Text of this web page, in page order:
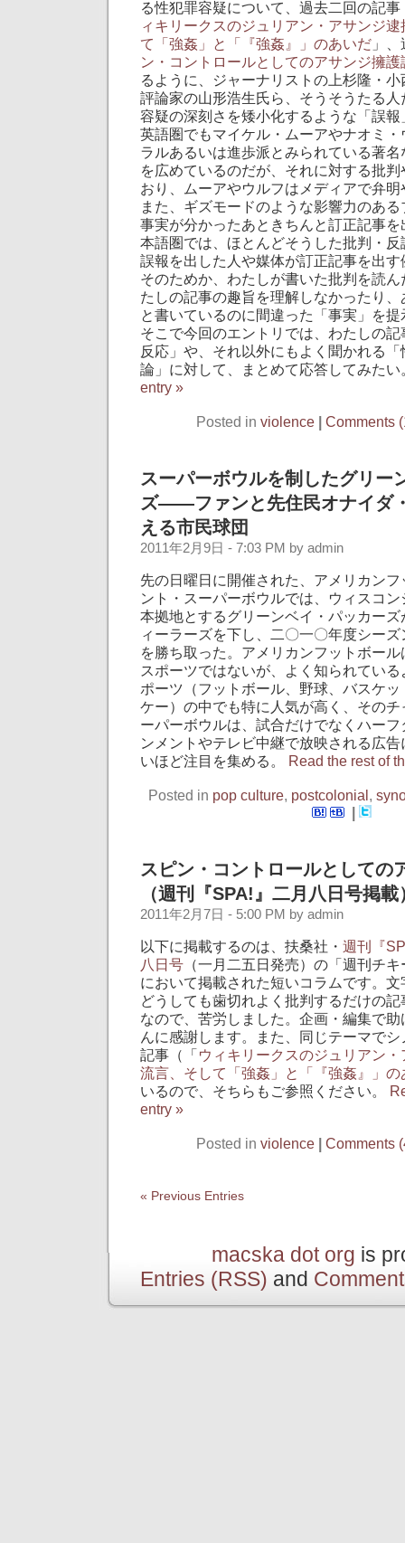
る性犯罪容疑について、過去二回の記
ィキリークスのジュリアン・アサンジ
て「強姦」と「『強姦』」のあいだ 」
ン・コントロールとしてのアサンジ擁護
るように、ジャーナリストの上杉隆・
評論家の山形浩生氏ら、そうそうたる
容疑の深刻さを矮小化するような「誤
英語圏でもマイケル・ムーアやナオミ
ラルあるいは進歩派とみられている著
を広めているのだが、それに対する批
おり、ムーアやウルフはメディアで弁
また、ギズモードのような影響力のあ
事実が分かったあときちんと訂正記事
本語圏では、ほとんどそうした批判・
誤報を出した人や媒体が訂正記事を出
そのためか、わたしが書いた批判を読
たしの記事の趣旨を理解しなかったり
と書いているのに間違った「事実」を
そこで今回のエントリでは、わたしの
反応」や、それ以外にもよく聞かれる
論」に対して、まとめて応答してみた
entry »
Posted in violence Comments
スーパーボウルを制したグリー
ズ――ファンと先住民オナイダ
える市民球団
2011年2月9日 - 7:03 PM by admin
先の日曜日に開催された、アメリカン
ント・スーパーボウルでは、ウィスコ
本拠地とするグリーンベイ・パッカー
ィーラーズを下し、二〇一〇年度シー
を勝ち取った。アメリカンフットボー
スポーツではないが、よく知られてい
ポーツ（フットボール、野球、バスケ
ケー）の中でも特に人気が高く、その
ーパーボウルは、試合だけでなくハー
ンメントやテレビ中継で放映される広
いほど注目を集める。 Read the rest of
Posted in pop culture, postcolonial,
|
スピン・コントロールとしての
（週刊『SPA!』二月八日号掲載
2011年2月7日 - 5:00 PM by admin
以下に掲載するのは、扶桑社・ 週刊『
八日号 （一月二五日発売）の「週刊チ
において掲載された短いコラムです。
どうしても歯切れよく批判するだけの
なので、苦労しました。企画・編集で
んに感謝します。また、同じテーマで
記事（「ウィキリークスのジュリアン
流言、そして「強姦」と「『強姦』」の
いるので、そちらもご参照ください。
entry »
Posted in violence | Comments
« Previous Entries
macska dot org is
Entries (RSS) and